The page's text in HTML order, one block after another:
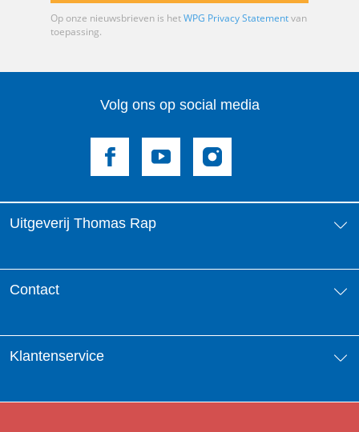
Op onze nieuwsbrieven is hetWPG Privacy Statementvan
toepassing.
Volg ons op social media
Uitgeverij Thomas Rap
Vacatures
Nieuwsbrief
Contact
Klantenservice